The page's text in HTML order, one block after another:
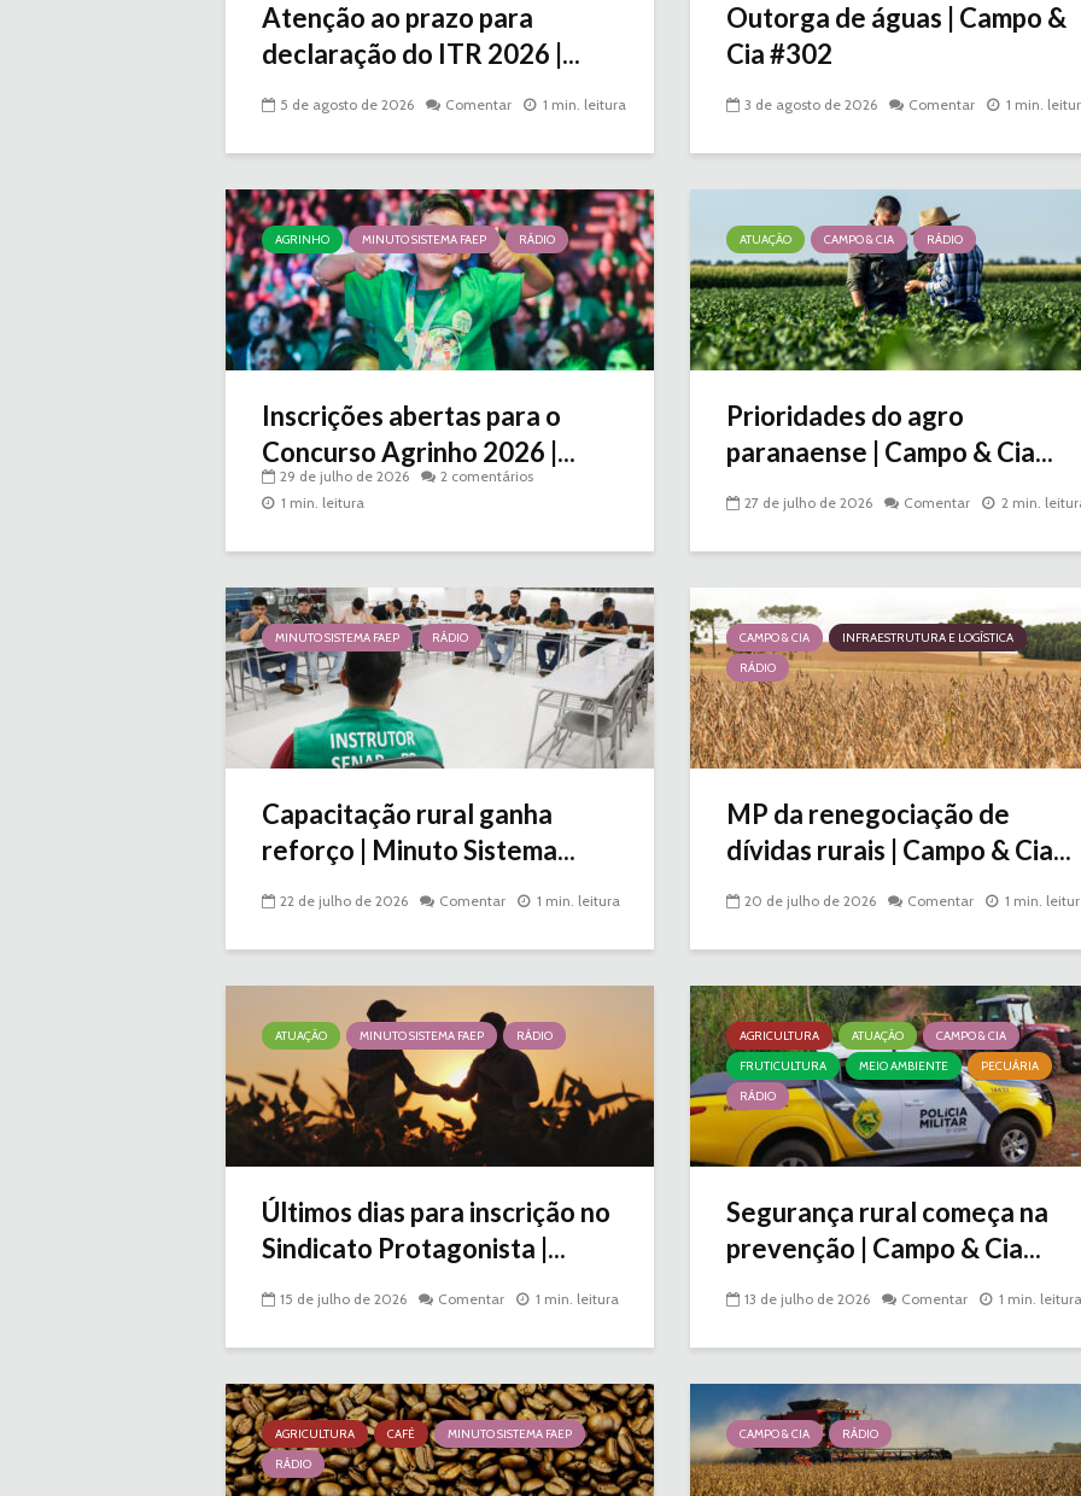
Atenção ao prazo para
declaração do ITR 2026 |...
5 de agosto de 2026 Comentar 1 min. leitura
Outorga de águas | Campo &
Cia #302
3 de agosto de 2026 Comentar 1 min.
AGRINHO MINUTO SISTEMA FAEP RÁDIO
Inscrições abertas para o
Concurso Agrinho 2026 |...
29 de julho de 2026
2 comentários
1 min. leitura
ATUAÇÃO CAMPO & CIA RÁDIO
Prioridades do agro
paranaense | Campo & Cia...
27 de julho de 2026 Comentar 2 min.
MINUTO SISTEMA FAEP RÁDIO
Capacitação rural ganha
reforço | Minuto Sistema...
22 de julho de 2026 Comentar 1 min. leitura
CAMPO & CIA
INFRAESTRUTURA E LOGÍSTICA
RÁDIO
MP da renegociação de
dívidas rurais | Campo & Cia...
20 de julho de 2026 Comentar 1 min.
ATUAÇÃO MINUTO SISTEMA FAEP RÁDIO
Últimos dias para inscrição no
Sindicato Protagonista |...
15 de julho de 2026 Comentar 1 min. leitura
AGRICULTURA ATUAÇÃO
CAMPO & CIA
FRUTICULTURA
MEIO AMBIENTE
PECUÁRIA
RÁDIO
Segurança rural começa na
prevenção | Campo & Cia...
13 de julho de 2026 Comentar 1 min. leitura
AGRICULTURA CAFÉ
MINUTO SISTEMA FAEP
RÁDIO
CAMPO & CIA RÁDIO